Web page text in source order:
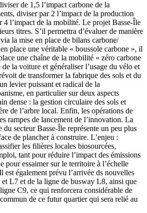
de 1,5 l’impact carbone de la
diviser par 2 l’impact de la production
4 l’impact de la mobilité. Le projet Basse-Île
titres. S’il permettra d’évaluer de manière
la mise en place de bilans carbone/
place une véritable « boussole carbone », il
une chaîne de la mobilité « zéro carbone
la voiture et généraliser l’usage du vélo et
de transformer la fabrique des sols et du
levier puissant et radical de la
en particulier sur deux aspects
dense : la gestion circulaire des sols et
de l’arbre local. Enfin, les opérations de
rampes de lancement de l’innovation. La
du secteur Basse-Île représente un peu plus
de plancher à construire. L’enjeu :
les filières locales biosourcées,
tant pour réduire l’impact des émissions
pour essaimer sur le territoire à l’échelle
est également prévu l’arrivée ds nouvelles
L7 et de la ligne de busway L8, ainsi que
C9, ce qui renforcera considérable de
de ce futur quartier qui sera relié au